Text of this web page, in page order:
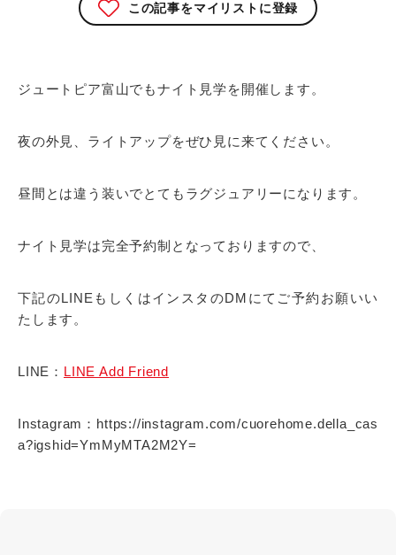
この記事をマイリストに登録
ジュートピア富山でもナイト見学を開催します。
夜の外見、ライトアップをぜひ見に来てください。
昼間とは違う装いでとてもラグジュアリーになります。
ナイト見学は完全予約制となっておりますので、
下記のLINEもしくはインスタのDMにてご予約お願いい
たします。
LINE： LINE Add Friend
Instagram：https://instagram.com/cuorehome.della_cas
a?igshid=YmMyMTA2M2Y=